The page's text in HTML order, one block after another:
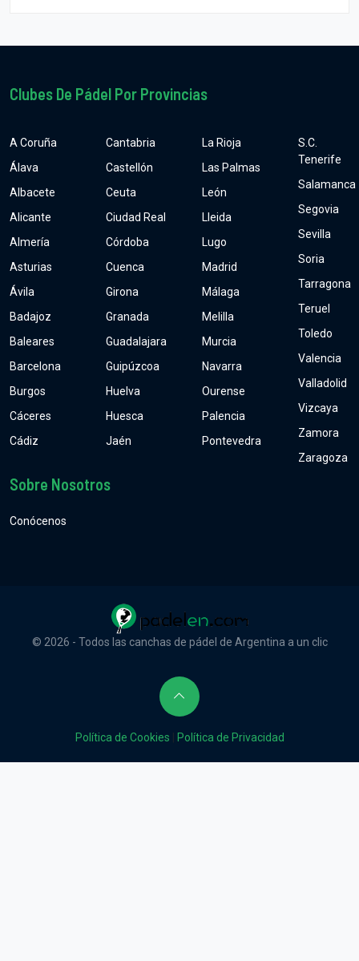
Clubes De Pádel Por Provincias
A Coruña
Álava
Albacete
Alicante
Almería
Asturias
Ávila
Badajoz
Baleares
Barcelona
Burgos
Cáceres
Cádiz
Cantabria
Castellón
Ceuta
Ciudad Real
Córdoba
Cuenca
Girona
Granada
Guadalajara
Guipúzcoa
Huelva
Huesca
Jaén
La Rioja
Las Palmas
León
Lleida
Lugo
Madrid
Málaga
Melilla
Murcia
Navarra
Ourense
Palencia
Pontevedra
S.C.
Tenerife
Salamanca
Segovia
Sevilla
Soria
Tarragona
Teruel
Toledo
Valencia
Valladolid
Vizcaya
Zamora
Zaragoza
Sobre Nosotros
Conócenos
© 2026 - Todos las canchas de pádel de Argentina a un clic
Política de Cookies Política de Privacidad